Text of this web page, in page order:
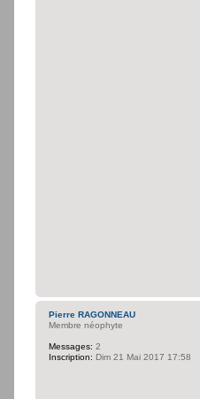
Pierre RAGONNEAU
Membre néophyte
Messages: 2
Inscription: Dim 21 Mai 2017 17:58